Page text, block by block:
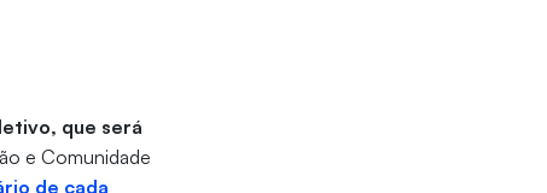
que será
e Comunidade
de cada